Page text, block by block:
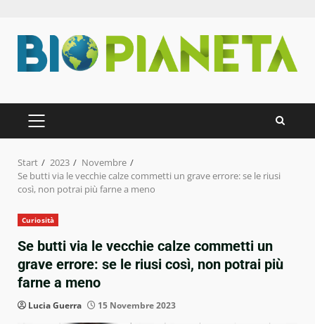
Inhalt
springen
PRIMÄRES
MENÜ
Start 2023
Novembre
Se butti via le vecchie calze commetti un grave errore: se le riusi
così, non potrai più farne a meno
Curiosità
Se butti via le vecchie calze commetti un
grave errore: se le riusi così, non potrai più
farne a meno
Lucia Guerra 15 Novembre 2023